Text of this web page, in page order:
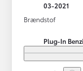
03-2021
Brændstof
Plug-In